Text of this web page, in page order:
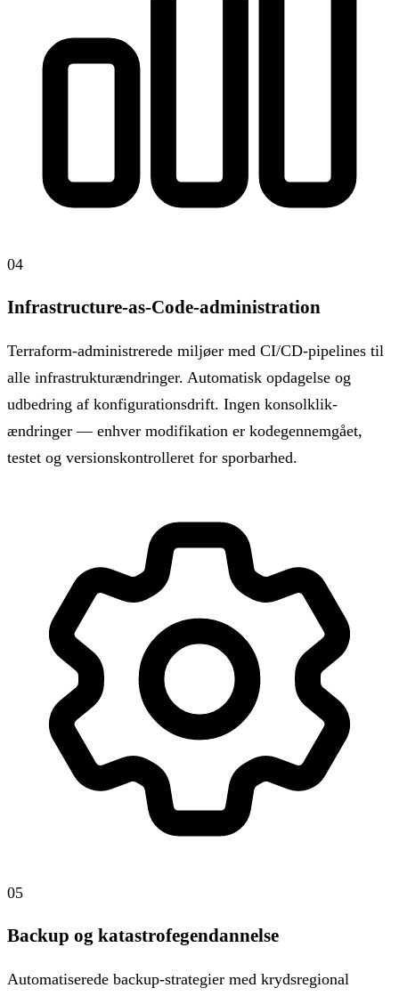
04
Infrastructure-as-Code-administration
Terraform-administrerede miljøer med CI/CD-pipelines til
alle infrastrukturændringer. Automatisk opdagelse og
udbedring af konfigurationsdrift. Ingen konsolklik-
ændringer — enhver modifikation er kodegennemgået,
testet og versionskontrolleret for sporbarhed.
05
Backup og katastrofegendannelse
Automatiserede backup-strategier med krydsregional